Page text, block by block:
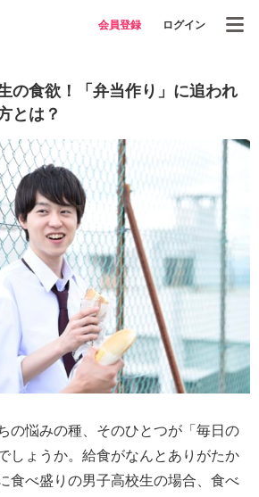
会員登録 ログイン
の食欲！「弁当作り」に追われ
とは？
の悩みの種、そのひとつが「毎日の
しょうか。給食がなんとありがたか
べ盛りの男子高校生の場合、食べ